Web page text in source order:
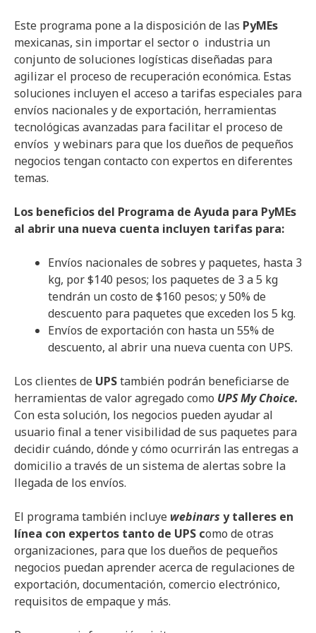
Este programa pone a la disposición de las PyMEs
mexicanas, sin importar el sector o industria un
conjunto de soluciones logísticas diseñadas para
agilizar el proceso de recuperación económica. Estas
soluciones incluyen el acceso a tarifas especiales para
envíos nacionales y de exportación, herramientas
tecnológicas avanzadas para facilitar el proceso de
envíos y webinars para que los dueños de pequeños
negocios tengan contacto con expertos en diferentes
temas.
Los beneficios del Programa de Ayuda para PyMEs
al abrir una nueva cuenta incluyen tarifas para:
Envíos nacionales de sobres y paquetes, hasta 3
kg, por $140 pesos; los paquetes de 3 a 5 kg
tendrán un costo de $160 pesos; y 50% de
descuento para paquetes que exceden los 5 kg.
Envíos de exportación con hasta un 55% de
descuento, al abrir una nueva cuenta con UPS.
Los clientes de UPStambién podrán beneficiarse de
herramientas de valor agregado como UPS My Choice.
Con esta solución, los negocios pueden ayudar al
usuario final a tener visibilidad de sus paquetes para
decidir cuándo, dónde y cómo ocurrirán las entregas a
domicilio a través de un sistema de alertas sobre la
llegada de los envíos.
El programa también incluye webinars y talleres en
línea con expertos tanto de UPS como de otras
organizaciones, para que los dueños de pequeños
negocios puedan aprender acerca de regulaciones de
exportación, documentación, comercio electrónico,
requisitos de empaque y más.